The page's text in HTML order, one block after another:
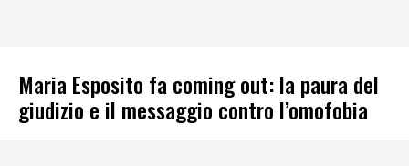
Maria Esposito fa coming out: la paura del
giudizio e il messaggio contro l’omofobia